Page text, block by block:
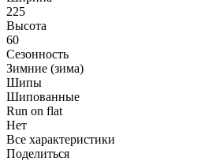
225
Высота
60
Сезонность
Зимние (зима)
Шипы
Шипованные
Run on flat
Нет
Все характеристики
Поделиться